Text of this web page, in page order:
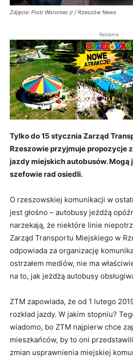
Zdjęcie: Piotr Woroniec jr / Rzeszów News
Reklama
Tylko do 15 stycznia Zarząd
Rzeszowie przyjmuje propozycje
jazdy miejskich autobusów. Mogą
szefowie rad osiedli.
O rzeszowskiej komunikacji w
jest głośno – autobusy jeżdżą
narzekają, że niektóre linie
Zarząd Transportu Miejskiego w
odpowiada za organizację
ostrzałem mediów, nie ma
na to, jak jeżdżą autobusy
ZTM zapowiada, że od 1 lutego
rozkład jazdy. W jakim stopniu?
wiadomo, bo ZTM najpierw chce
mieszkańców, by to oni
zmian usprawnienia miejskiej